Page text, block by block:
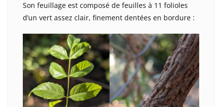
Son feuillage est composé de feuilles à 11 folioles
d’un vert assez clair, finement dentées en bordure :